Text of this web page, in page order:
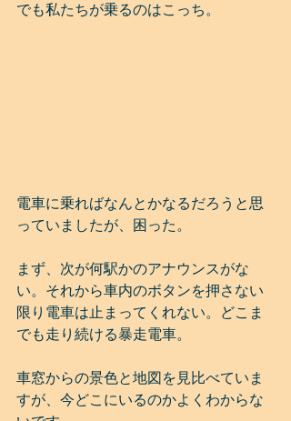
でも私たちが乗るのはこっち。
電車に乗ればなんとかなるだろうと思
っていましたが、困った。
まず、次が何駅かのアナウンスがな
い。それから車内のボタンを押さない
限り電車は止まってくれない。どこま
でも走り続ける暴走電車。
車窓からの景色と地図を見比べていま
すが、今どこにいるのかよくわからな